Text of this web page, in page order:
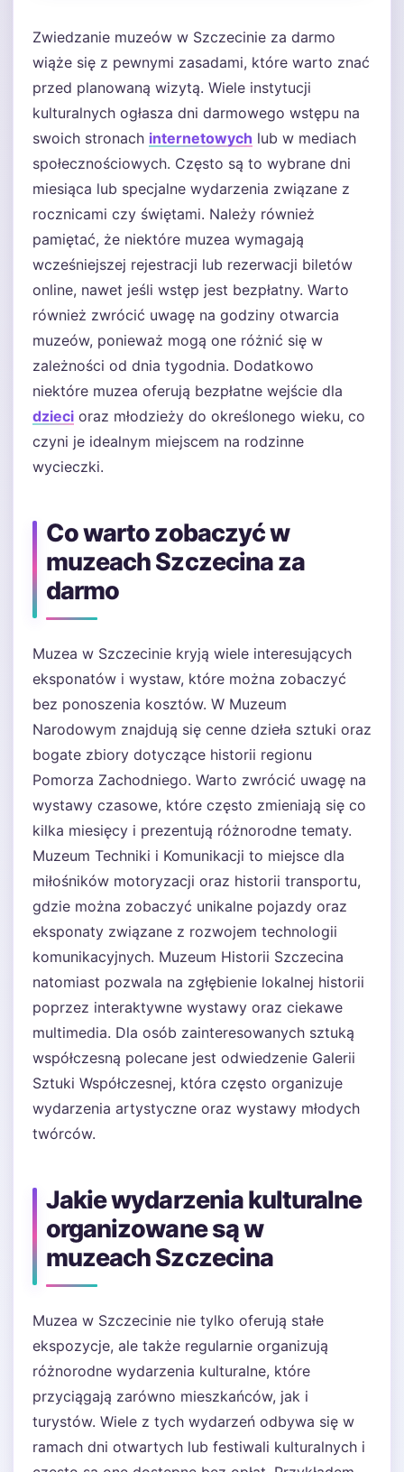
Zwiedzanie muzeów w Szczecinie za darmo
wiąże się z pewnymi zasadami, które warto znać
przed planowaną wizytą. Wiele instytucji
kulturalnych ogłasza dni darmowego wstępu na
swoich stronach internetowych lub w mediach
społecznościowych. Często są to wybrane dni
miesiąca lub specjalne wydarzenia związane z
rocznicami czy świętami. Należy również
pamiętać, że niektóre muzea wymagają
wcześniejszej rejestracji lub rezerwacji biletów
online, nawet jeśli wstęp jest bezpłatny. Warto
również zwrócić uwagę na godziny otwarcia
muzeów, ponieważ mogą one różnić się w
zależności od dnia tygodnia. Dodatkowo
niektóre muzea oferują bezpłatne wejście dla
dzieci oraz młodzieży do określonego wieku, co
czyni je idealnym miejscem na rodzinne
wycieczki.
Co warto zobaczyć w
muzeach Szczecina za
darmo
Muzea w Szczecinie kryją wiele interesujących
eksponatów i wystaw, które można zobaczyć
bez ponoszenia kosztów. W Muzeum
Narodowym znajdują się cenne dzieła sztuki oraz
bogate zbiory dotyczące historii regionu
Pomorza Zachodniego. Warto zwrócić uwagę na
wystawy czasowe, które często zmieniają się co
kilka miesięcy i prezentują różnorodne tematy.
Muzeum Techniki i Komunikacji to miejsce dla
miłośników motoryzacji oraz historii transportu,
gdzie można zobaczyć unikalne pojazdy oraz
eksponaty związane z rozwojem technologii
komunikacyjnych. Muzeum Historii Szczecina
natomiast pozwala na zgłębienie lokalnej historii
poprzez interaktywne wystawy oraz ciekawe
multimedia. Dla osób zainteresowanych sztuką
współczesną polecane jest odwiedzenie Galerii
Sztuki Współczesnej, która często organizuje
wydarzenia artystyczne oraz wystawy młodych
twórców.
Jakie wydarzenia kulturalne
organizowane są w
muzeach Szczecina
Muzea w Szczecinie nie tylko oferują stałe
ekspozycje, ale także regularnie organizują
różnorodne wydarzenia kulturalne, które
przyciągają zarówno mieszkańców, jak i
turystów. Wiele z tych wydarzeń odbywa się w
ramach dni otwartych lub festiwali kulturalnych i